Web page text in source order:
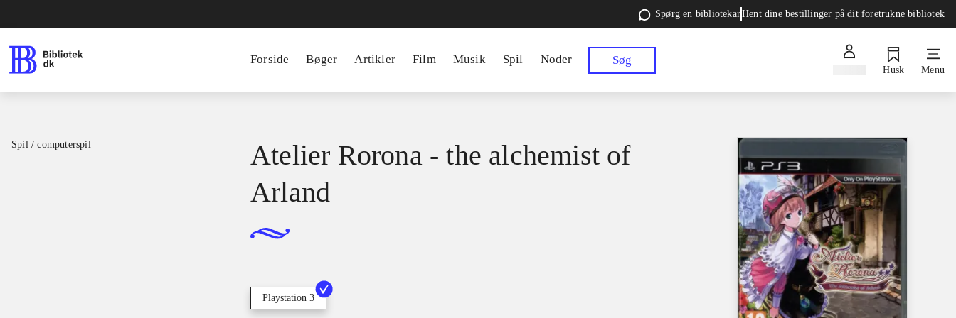
Spørg en bibliotekarHent dine bestillinger på dit foretrukne bibliotek
Forside Bøger Artikler Film Musik Spil Noder Søg
Husk Menu
Spil / computerspil
Atelier Rorona - the alchemist of
Arland
Playstation 3